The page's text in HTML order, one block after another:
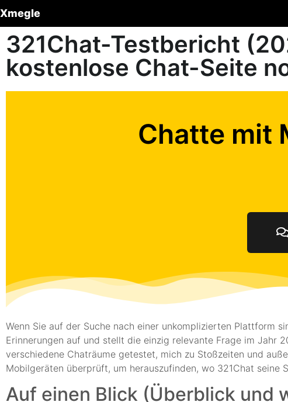
Xmegle
321Chat-Testbericht
kostenlose Chat-Seite
Chatte mit
Wenn Sie auf der Suche nach einer unkomplizierten Plattform
Erinnerungen auf und stellt die einzig relevante Frage im Jahr
verschiedene Chaträume getestet, mich zu Stoßzeiten und
Mobilgeräten überprüft, um herauszufinden, wo 321Chat seine
Auf einen Blick (Überblick und